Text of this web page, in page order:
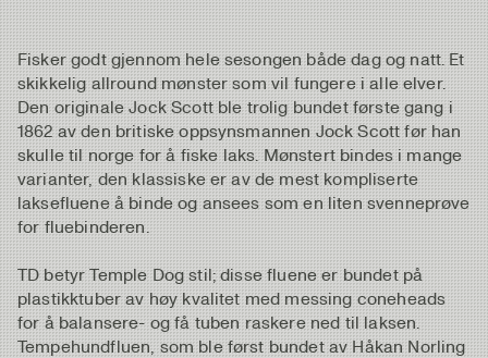
Fisker godt gjennom hele sesongen både dag og natt. Et
skikkelig allround mønster som vil fungere i alle elver.
Den originale Jock Scott ble trolig bundet første gang i
1862 av den britiske oppsynsmannen Jock Scott før han
skulle til norge for å fiske laks. Mønstert bindes i mange
varianter, den klassiske er av de mest kompliserte
laksefluene å binde og ansees som en liten svenneprøve
for fluebinderen.
TD betyr Temple Dog stil; disse fluene er bundet på
plastikktuber av høy kvalitet med messing coneheads
for å balansere- og få tuben raskere ned til laksen.
Tempehundfluen, som ble først bundet av Håkan Norling